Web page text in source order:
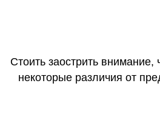
Стоить заострить
некоторые различия от